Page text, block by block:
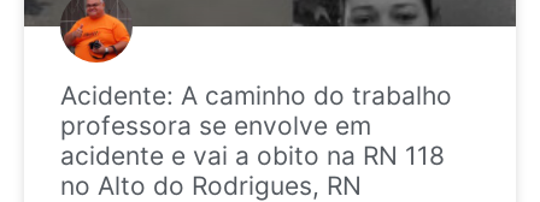
Acidente: A caminho do trabalho
professora se envolve em
acidente e vai a obito na RN 118
no Alto do Rodrigues, RN